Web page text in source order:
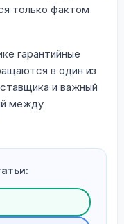
только фактом
гарантийные
в один из
и важный
между